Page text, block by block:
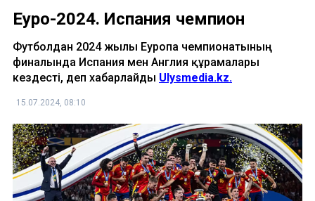
Еуро-2024. Испания чемпион
Футболдан 2024 жылғы Еуропа чемпионатының
финалында Испания мен Англия құрамалары
кездесті, деп хабарлайды Ulysmedia.kz.
15.07.2024, 08:10